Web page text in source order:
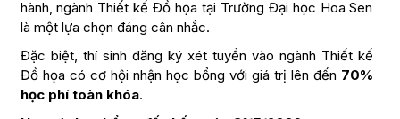
hành, ngành Thiết kế Đồ họa tại Trường Đại học Hoa Sen
là một lựa chọn đáng cân nhắc.
Đặc biệt, thí sinh đăng ký xét tuyển vào ngành Thiết kế
Đồ họa có cơ hội nhận học bổng với giá trị lên đến 70%
học phí toàn khóa.